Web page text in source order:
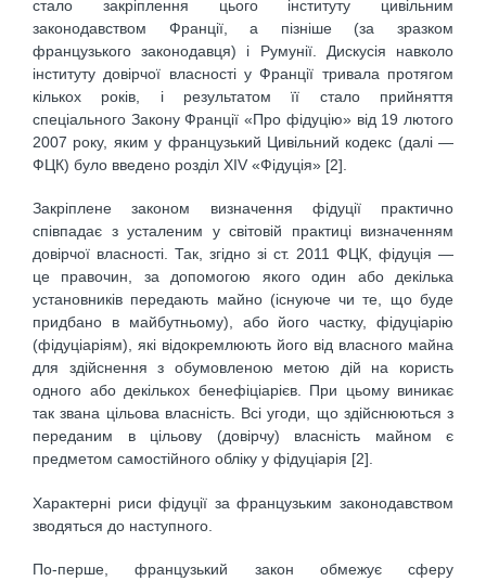
стало закріплення цього інституту цивільним
законодавством Франції, а пізніше (за зразком
французького законодавця) і Румунії. Дискусія навколо
інституту довірчої власності у Франції тривала протягом
кількох років, і результатом її стало прийняття
спеціального Закону Франції «Про фідуцію» від 19 лютого
2007 року, яким у французький Цивільний кодекс (далі —
ФЦК) було введено розділ XIV «Фідуція» [2].
Закріплене законом визначення фідуції практично
співпадає з усталеним у світовій практиці визначенням
довірчої власності. Так, згідно зі ст. 2011 ФЦК, фідуція —
це правочин, за допомогою якого один або декілька
установників передають майно (існуюче чи те, що буде
придбано в майбутньому), або його частку, фідуціарію
(фідуціаріям), які відокремлюють його від власного майна
для здійснення з обумовленою метою дій на користь
одного або декількох бенефіціарієв. При цьому виникає
так звана цільова власність. Всі угоди, що здійснюються з
переданим в цільову (довірчу) власність майном є
предметом самостійного обліку у фідуціарія [2].
Характерні риси фідуції за французьким законодавством
зводяться до наступного.
По-перше, французький закон обмежує сферу